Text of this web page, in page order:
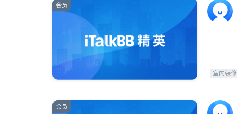
会员
室内装修
会员